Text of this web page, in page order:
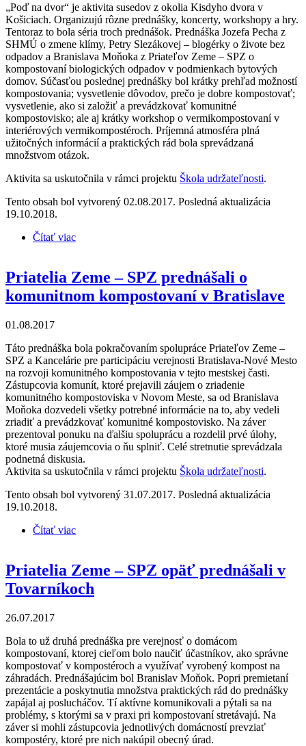
„Poď na dvor“ je aktivita susedov z okolia Kisdyho dvora v
Košiciach. Organizujú rôzne prednášky, koncerty, workshopy a hry.
Tentoraz to bola séria troch prednášok. Prednáška Jozefa Pecha z
SHMÚ o zmene klímy, Petry Slezákovej – blogérky o živote bez
odpadov a Branislava Moňoka z Priateľov Zeme – SPZ o
kompostovaní biologických odpadov v podmienkach bytových
domov. Súčasťou poslednej prednášky bol krátky prehľad možností
kompostovania; vysvetlenie dôvodov, prečo je dobre kompostovať;
vysvetlenie, ako si založiť a prevádzkovať komunitné
kompostovisko; ale aj krátky workshop o vermikompostovaní v
interiérových vermikompostéroch. Príjemná atmosféra plná
užitočných informácií a praktických rád bola sprevádzaná
množstvom otázok.
Aktivita sa uskutočnila v rámci projektu Škola udržateľnosti.
Tento obsah bol vytvorený 02.08.2017. Posledná aktualizácia
19.10.2018.
Čítať viac
Priatelia Zeme – SPZ prednášali o
komunitnom kompostovaní v Bratislave
01.08.2017
Táto prednáška bola pokračovaním spolupráce Priateľov Zeme –
SPZ a Kancelárie pre participáciu verejnosti Bratislava-Nové Mesto
na rozvoji komunitného kompostovania v tejto mestskej časti.
Zástupcovia komunít, ktoré prejavili záujem o zriadenie
komunitného kompostoviska v Novom Meste, sa od Branislava
Moňoka dozvedeli všetky potrebné informácie na to, aby vedeli
zriadiť a prevádzkovať komunitné kompostovisko. Na záver
prezentoval ponuku na ďalšiu spoluprácu a rozdelil prvé úlohy,
ktoré musia záujemcovia o ňu splniť. Celé stretnutie sprevádzala
podnetná diskusia.
Aktivita sa uskutočnila v rámci projektu Škola udržateľnosti.
Tento obsah bol vytvorený 31.07.2017. Posledná aktualizácia
19.10.2018.
Čítať viac
Priatelia Zeme – SPZ opäť prednášali v
Tovarníkoch
26.07.2017
Bola to už druhá prednáška pre verejnosť o domácom
kompostovaní, ktorej cieľom bolo naučiť účastníkov, ako správne
kompostovať v kompostéroch a využívať vyrobený kompost na
záhradách. Prednášajúcim bol Branislav Moňok. Popri premietaní
prezentácie a poskytnutia množstva praktických rád do prednášky
zapájal aj poslucháčov. Tí aktívne komunikovali a pýtali sa na
problémy, s ktorými sa v praxi pri kompostovaní stretávajú. Na
záver si mohli zástupcovia jednotlivých domácností prevziať
kompostéry, ktoré pre nich nakúpil obecný úrad.